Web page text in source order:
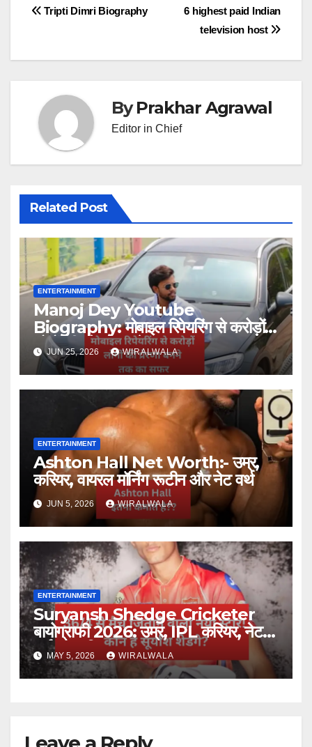
Post
6 highest paid Indian
television host
Tripti Dimri Biography
ByPrakhar Agrawal
Editor in Chief
Related Post
ENTERTAINMENT
Manoj Dey Youtube
Biography: मोबाइल रिपेयरिंग से करोड़ों
लोगों की प्रेरणा बनने तक का सफर
JUN 25, 2026 WIRALWALA
ENTERTAINMENT
Ashton Hall Net Worth:- उम्र,
करियर, वायरल मॉर्निंग रूटीन और नेट वर्थ
JUN 5, 2026 WIRALWALA
ENTERTAINMENT
Suryansh Shedge Cricketer
बायोग्राफी 2026: उम्र, IPL करियर, नेट
वर्थ और परिवार
MAY 5, 2026 WIRALWALA